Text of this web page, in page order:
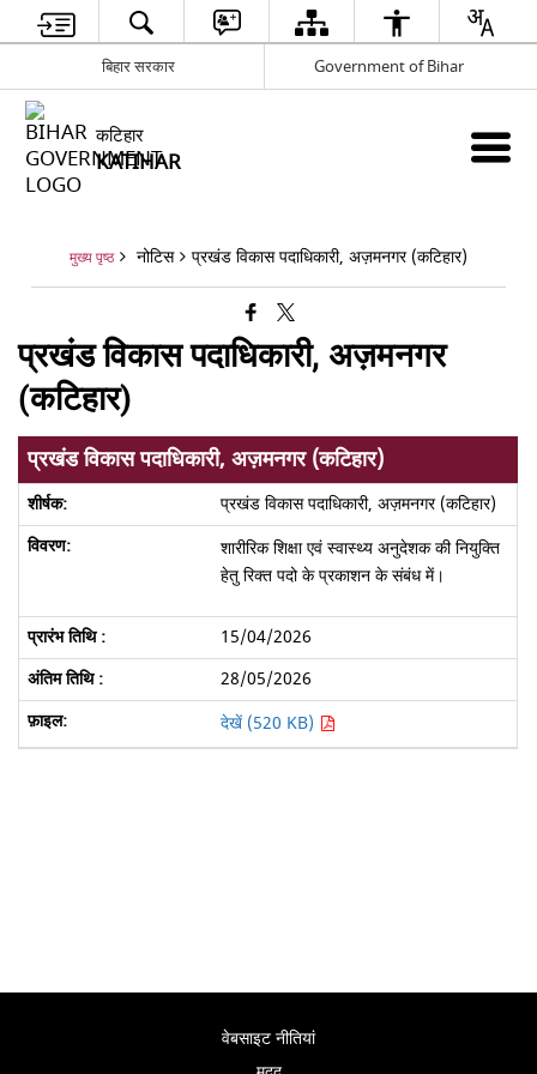
बिहार सरकार Government of Bihar
कटिहार
KATIHAR
मुख्य पृष्ठ नोटिस प्रखंड विकास पदाधिकारी, अज़मनगर (कटिहार)
प्रखंड विकास पदाधिकारी, अज़मनगर
(कटिहार)
प्रखंड विकास पदाधिकारी, अज़मनगर (कटिहार)
प्रखंड विकास पदाधिकारी, अज़मनगर (कटिहार)
शारीरिक शिक्षा एवं स्वास्थ्य अनुदेशक की नियुक्ति
हेतु रिक्त पदो के प्रकाशन के संबंध में।
15/04/2026
28/05/2026
देखें (520 KB)
वेबसाइट नीतियां